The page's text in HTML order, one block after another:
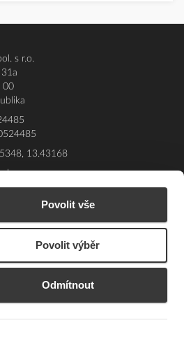
Povolit vše
Povolit výběr
Odmítnout
s r.o.
00
13.43168
shop:
- 15:30
377 432 365
podpora: 377 432 311
eshop@elfetex.cz